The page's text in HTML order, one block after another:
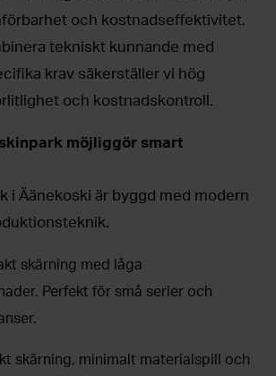
och kostnadseffektivitet.
tekniskt kunnande med
krav säkerställer vi hög
och kostnadskontroll.
möjliggör smart
i Äänekoski är byggd med modern
skärning med låga
Perfekt för små serier och
skärning, minimalt materialspill och